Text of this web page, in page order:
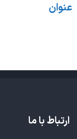
عنوان
ارتباط با ما